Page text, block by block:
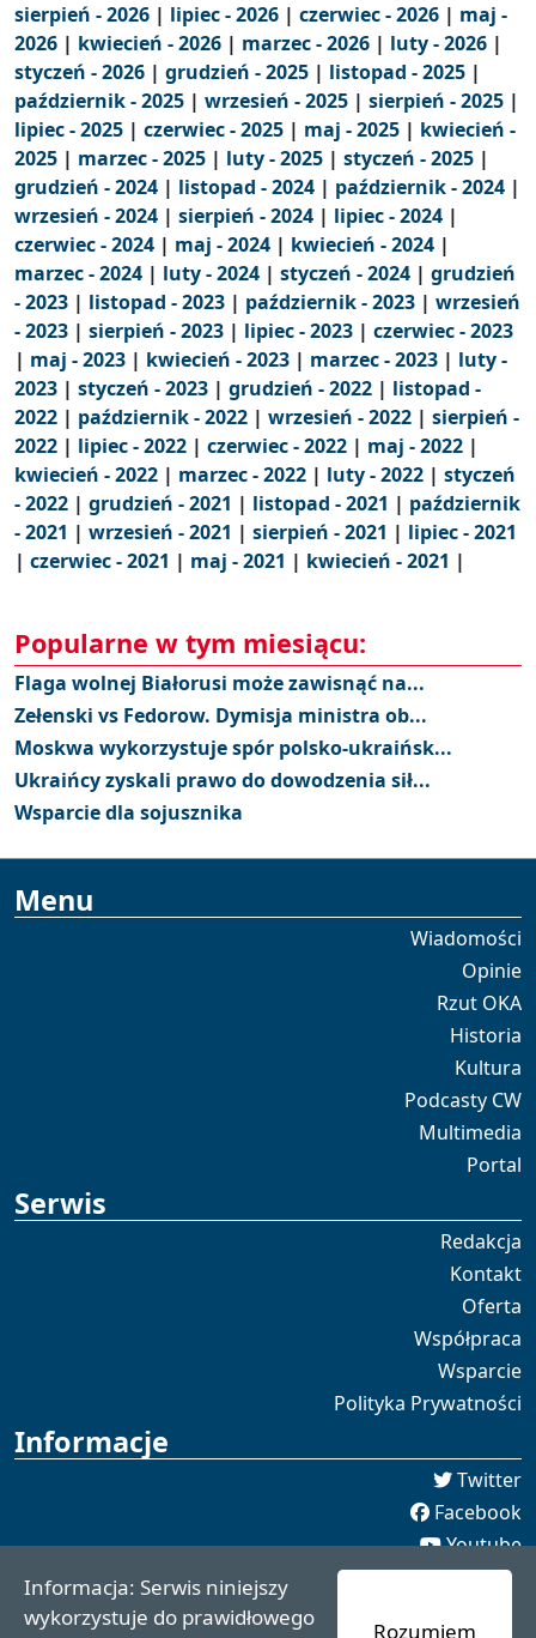
sierpień - 2026 | lipiec - 2026 | czerwiec - 2026 | maj -
2026 | kwiecień - 2026 | marzec - 2026 | luty - 2026 |
styczeń - 2026 | grudzień - 2025 | listopad - 2025 |
październik - 2025 | wrzesień - 2025 | sierpień - 2025 |
lipiec - 2025 | czerwiec - 2025 | maj - 2025 | kwiecień -
2025 | marzec - 2025 | luty - 2025 | styczeń - 2025 |
grudzień - 2024 | listopad - 2024 | październik - 2024 |
wrzesień - 2024 | sierpień - 2024 | lipiec - 2024 |
czerwiec - 2024 | maj - 2024 | kwiecień - 2024 |
marzec - 2024 | luty - 2024 | styczeń - 2024 | grudzień
- 2023 | listopad - 2023 | październik - 2023 | wrzesień
- 2023 | sierpień - 2023 | lipiec - 2023 | czerwiec - 2023
| maj - 2023 | kwiecień - 2023 | marzec - 2023 | luty -
2023 | styczeń - 2023 | grudzień - 2022 | listopad -
2022 | październik - 2022 | wrzesień - 2022 | sierpień -
2022 | lipiec - 2022 | czerwiec - 2022 | maj - 2022 |
kwiecień - 2022 | marzec - 2022 | luty - 2022 | styczeń
- 2022 | grudzień - 2021 | listopad - 2021 | październik
- 2021 | wrzesień - 2021 | sierpień - 2021 | lipiec - 2021
| czerwiec - 2021 | maj - 2021 | kwiecień - 2021 |
Popularne w tym miesiącu:
Flaga wolnej Białorusi może zawisnąć na...
Zełenski vs Fedorow. Dymisja ministra ob...
Moskwa wykorzystuje spór polsko-ukraińsk...
Ukraińcy zyskali prawo do dowodzenia sił...
Wsparcie dla sojusznika
Menu
Wiadomości
Opinie
Rzut OKA
Historia
Kultura
Podcasty CW
Multimedia
Portal
Serwis
Redakcja
Kontakt
Oferta
Współpraca
Wsparcie
Polityka Prywatności
Informacje
Twitter
Facebook
Youtube
Spotify
redakcja [[]] czaswschodni.pl
Informacja: Serwis niniejszy
wykorzystuje do prawidłowego
Rozumiem